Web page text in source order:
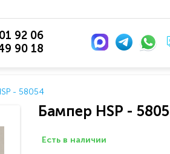
92 06
90 18
- 58054
Бампер HSP -
Есть в наличии